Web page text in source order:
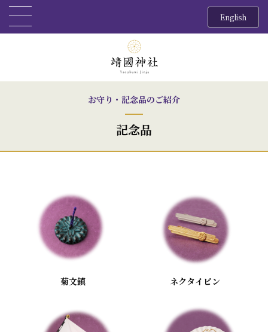
English
お守り・記念品のご紹介
記念品
菊文鎮 ネクタイピン